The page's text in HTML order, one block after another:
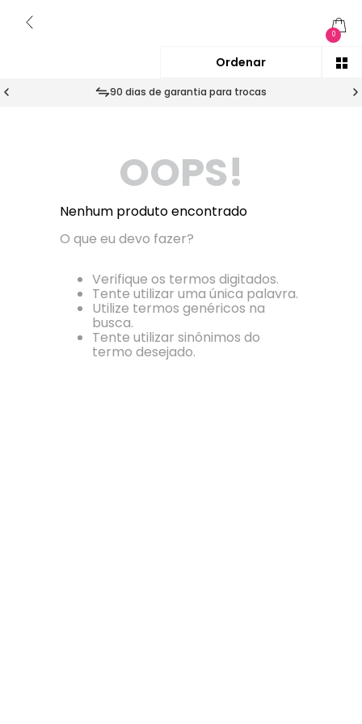
0
90 dias de garantia para trocas
OOPS!
Nenhum produto encontrado
O que eu devo fazer?
Verifique os termos digitados.
Tente utilizar uma única palavra.
Utilize termos genéricos na
busca.
Tente utilizar sinônimos do
termo desejado.